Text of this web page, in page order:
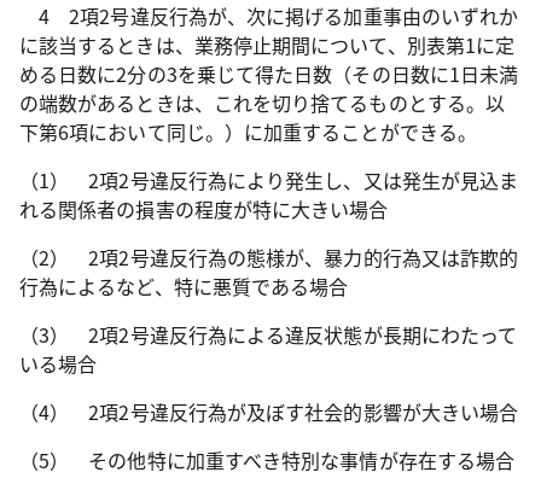
4 2項2号違反行為が、次に掲げる加重事由のいずれか
に該当するときは、業務停止期間について、別表第1に定
める日数に2分の3を乗じて得た日数（その日数に1日未満
の端数があるときは、これを切り捨てるものとする。以
下第6項において同じ。）に加重することができる。
（1） 2項2号違反行為により発生し、又は発生が見込ま
れる関係者の損害の程度が特に大きい場合
（2） 2項2号違反行為の態様が、暴力的行為又は詐欺的
行為によるなど、特に悪質である場合
（3） 2項2号違反行為による違反状態が長期にわたって
いる場合
（4） 2項2号違反行為が及ぼす社会的影響が大きい場合
（5） その他特に加重すべき特別な事情が存在する場合